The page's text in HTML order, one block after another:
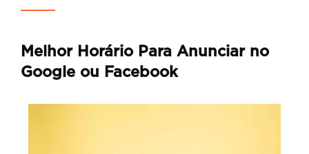
Melhor Horário Para Anunciar no
Google ou Facebook